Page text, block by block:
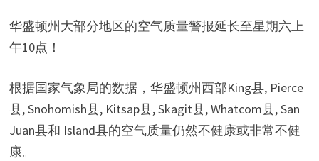
华盛顿州大部分地区的空气质量警报延长至星期六上
午10点！
根据国家气象局的数据，华盛顿州西部King县, Pierce
县, Snohomish县, Kitsap县, Skagit县, Whatcom县, San
Juan县和 Island县的空气质量仍然不健康或非常不健
康。